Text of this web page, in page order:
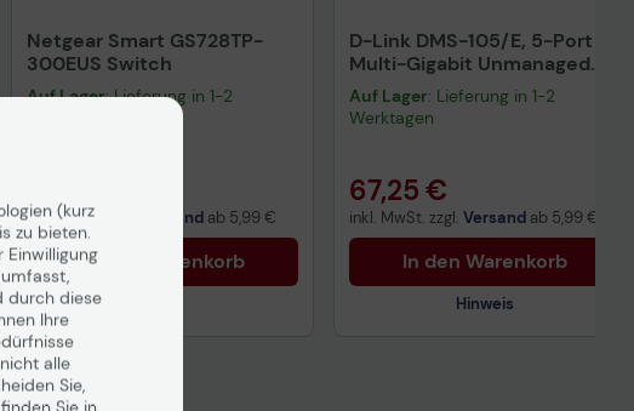
Netgear Smart GS728TP-
300EUS Switch
Auf Lager: Lieferung in 1-2
inkl. MwSt. zzgl. Versand ab 5,99 €
In den Warenkorb
D-Link DMS-105/E, 5-Port
Multi-Gigabit Unmanaged
Switch
Auf Lager: Lieferung in 1-2
Werktagen
67,25 €
inkl. MwSt. zzgl. Versand ab 5,99 €
In den Warenkorb
Hinweis
(kurz
zu bieten.
Einwilligung
durch diese
Ihre
alle
Sie,